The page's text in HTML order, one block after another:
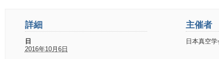
詳細
日
2016年10月6日
主催者
日本真空